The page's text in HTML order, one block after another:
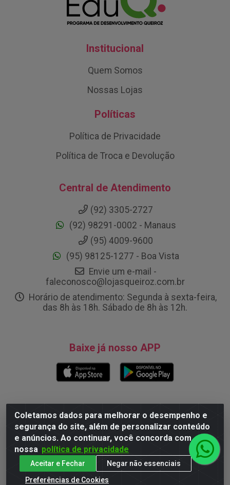
Coletamos dados para melhorar o desempenho e
segurança do site, além de personalizar conteúdo
e anúncios. Ao continuar, você concorda com
nossa política de privacidade
Aceitar e Fechar
Negar não essenciais
Preferências de Cookies
Institucional
Quem Somos
Nossas Lojas
Políticas
Política de Privacidade
Política de Troca e Devolução
Central de Atendimento
(92) 3305-2727
(92) 98291-0002 - Manaus
(95) 4009-9600
(95) 98125-1277 - Boa Vista
Envie um e-mail -
faleconosco@lojasqueiroz.com.br
Horário de atendimento: Segunda à sexta-feira,
das 8h às 18h. Sábado de 8h às 12h.
Baixe já nosso APP
Site Seguro